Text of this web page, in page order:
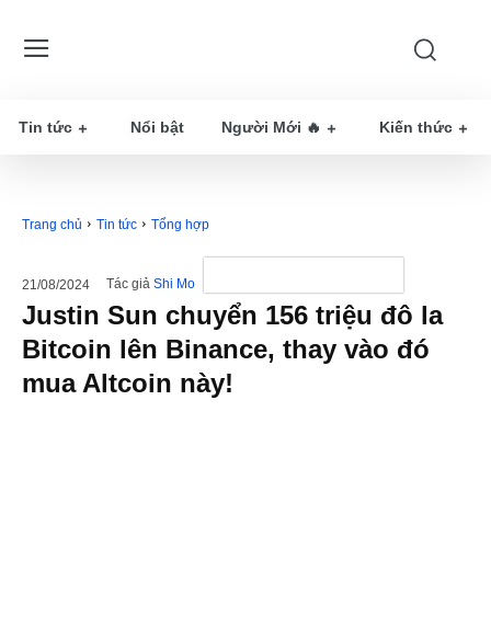
Tin tức Nổi bật Người Mới 🔥 Kiến thức
Trang chủ Tin tức Tổng hợp
21/08/2024 Tác giả Shi Mo
Justin Sun chuyển 156 triệu đô la
Bitcoin lên Binance, thay vào đó
mua Altcoin này!